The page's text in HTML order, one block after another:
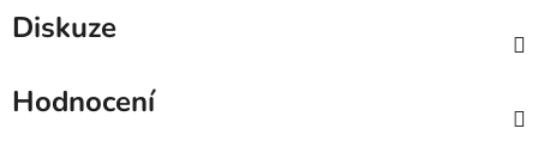
Diskuze
Hodnocení